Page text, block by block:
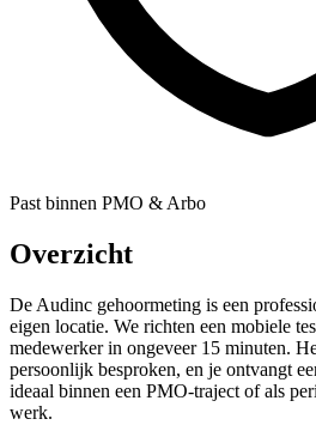
Past binnen PMO & Arbo
Overzicht
De Audinc gehoormeting is een
eigen locatie. We richten een mobiele
medewerker in ongeveer 15 minuten.
persoonlijk besproken, en je ontvangt
ideaal binnen een PMO-traject of als
werk.